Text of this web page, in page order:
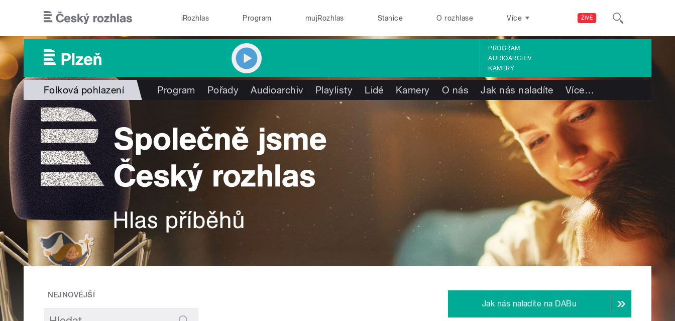
ŽIVĚ
iRozhlas Program mujRozhlas Stanice O rozhlase Více
PROGRAM
AUDIOARCHIV
KAMERY
Folková pohlazení Program Pořady Audioarchiv Playlisty Lidé Kamery O nás Jak nás naladíte Více…
NEJNOVĚJŠÍ
Jak nás naladíte na DABu